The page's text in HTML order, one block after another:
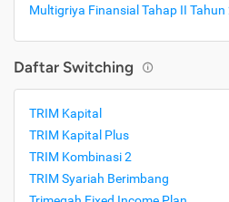
Multigriya Finansial Tahap II Tahun
Daftar Switching
TRIM Kapital
TRIM Kapital Plus
TRIM Kombinasi 2
TRIM Syariah Berimbang